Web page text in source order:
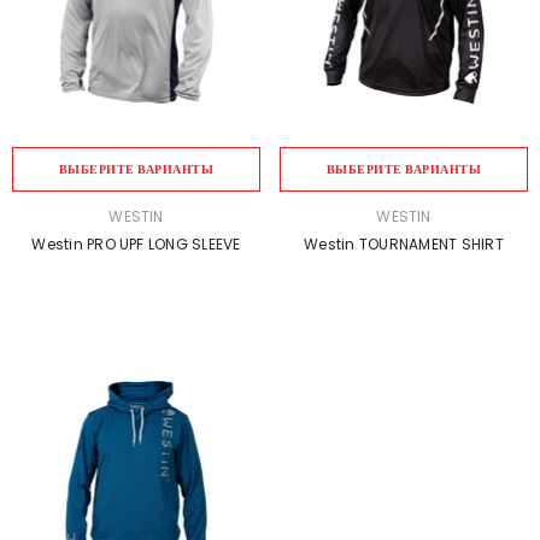
ВЫБЕРИТЕ ВАРИАНТЫ
WESTIN
Westin PRO UPF LONG SLEEVE
ВЫБЕРИТЕ ВАРИАНТЫ
WESTIN
Westin TOURNAMENT SHIRT